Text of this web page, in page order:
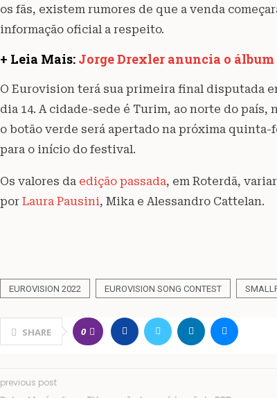
os fãs, existem rumores de que a venda
informação oficial a respeito.
+ Leia Mais: Jorge Drexler anuncia o
O Eurovision terá sua primeira final disputada
dia 14. A cidade-sede é Turim, ao norte do
o botão verde será apertado na próxima quinta-
para o início do festival.
Os valores da edição passada, em Roterdã,
por Laura Pausini, Mika e Alessandro Cattelan.
EUROVISION 2022 EUROVISION SONG CONTEST
SHARE 0
previous post